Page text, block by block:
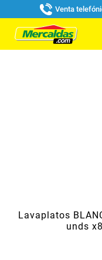
Venta
Lavaplatos
unds